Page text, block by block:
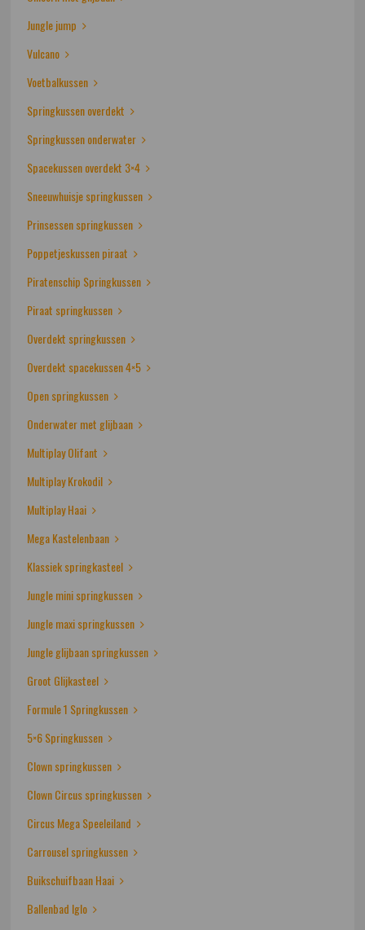
Jungle jump
Vulcano
Voetbalkussen
Springkussen overdekt
Springkussen onderwater
Spacekussen overdekt 3×4
Sneeuwhuisje springkussen
Prinsessen springkussen
Poppetjeskussen piraat
Piratenschip Springkussen
Piraat springkussen
Overdekt springkussen
Overdekt spacekussen 4×5
Open springkussen
Onderwater met glijbaan
Multiplay Olifant
Multiplay Krokodil
Multiplay Haai
Mega Kastelenbaan
Klassiek springkasteel
Jungle mini springkussen
Jungle maxi springkussen
Jungle glijbaan springkussen
Groot Glijkasteel
Formule 1 Springkussen
5×6 Springkussen
Clown springkussen
Clown Circus springkussen
Circus Mega Speeleiland
Carrousel springkussen
Buikschuifbaan Haai
Ballenbad Iglo